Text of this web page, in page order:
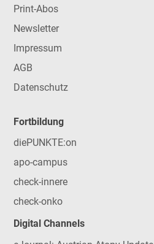
Print-Abos
Newsletter
Impressum
AGB
Datenschutz
Fortbildung
diePUNKTE:on
apo-campus
check-innere
check-onko
Digital Channels